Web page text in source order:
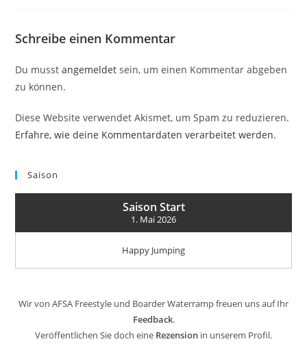
Schreibe einen Kommentar
Du musstangemeldet sein, um einen Kommentar abgeben
zu können.
Diese Website verwendet Akismet, um Spam zu reduzieren.
Erfahre, wie deine Kommentardaten verarbeitet werden.
Saison
Saison Start
1. Mai 2026
Happy Jumping
Wir von AFSA Freestyle und Boarder Waterramp freuen uns auf Ihr
Feedback.
Veröffentlichen Sie doch eine Rezension in unserem Profil.